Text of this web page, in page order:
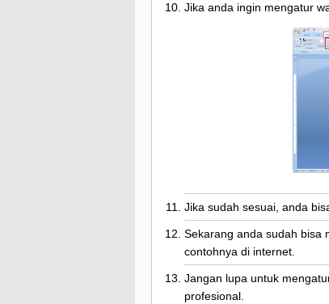
Jika anda ingin mengatur
Jika sudah sesuai, anda
Sekarang anda sudah bisa
contohnya di internet.
Jangan lupa untuk
profesional.